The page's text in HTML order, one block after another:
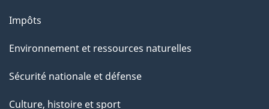
Impôts
Environnement et ressources naturelles
Sécurité nationale et défense
Culture, histoire et sport